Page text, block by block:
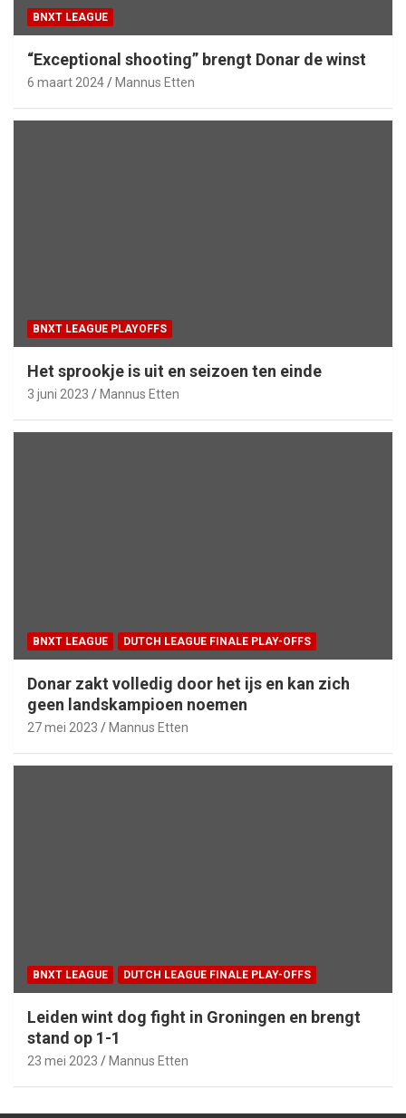
BNXT LEAGUE
“Exceptional shooting” brengt Donar de winst
6 maart 2024 Mannus Etten
BNXT LEAGUE PLAYOFFS
Het sprookje is uit en seizoen ten einde
3 juni 2023 Mannus Etten
BNXT LEAGUE DUTCH LEAGUE FINALE PLAY-OFFS
Donar zakt volledig door het ijs en kan zich
geen landskampioen noemen
27 mei 2023 Mannus Etten
BNXT LEAGUE DUTCH LEAGUE FINALE PLAY-OFFS
Leiden wint dog fight in Groningen en brengt
stand op 1-1
23 mei 2023 Mannus Etten